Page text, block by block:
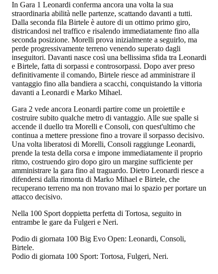
In Gara 1 Leonardi conferma ancora una volta la sua
straordinaria abilità nelle partenze, scattando davanti a tutti.
Dalla seconda fila Birtele è autore di un ottimo primo giro,
districandosi nel traffico e risalendo immediatamente fino alla
seconda posizione. Morelli prova inizialmente a seguirlo, ma
perde progressivamente terreno venendo superato dagli
inseguitori. Davanti nasce così una bellissima sfida tra Leonardi
e Birtele, fatta di sorpassi e controsorpassi. Dopo aver preso
definitivamente il comando, Birtele riesce ad amministrare il
vantaggio fino alla bandiera a scacchi, conquistando la vittoria
davanti a Leonardi e Marko Mihael.
Gara 2 vede ancora Leonardi partire come un proiettile e
costruire subito qualche metro di vantaggio. Alle sue spalle si
accende il duello tra Morelli e Consoli, con quest'ultimo che
continua a mettere pressione fino a trovare il sorpasso decisivo.
Una volta liberatosi di Morelli, Consoli raggiunge Leonardi,
prende la testa della corsa e impone immediatamente il proprio
ritmo, costruendo giro dopo giro un margine sufficiente per
amministrare la gara fino al traguardo. Dietro Leonardi riesce a
difendersi dalla rimonta di Marko Mihael e Birtele, che
recuperano terreno ma non trovano mai lo spazio per portare un
attacco decisivo.
Nella 100 Sport doppietta perfetta di Tortosa, seguito in
entrambe le gare da Fulgeri e Neri.
Podio di giornata 100 Big Evo Open: Leonardi, Consoli,
Birtele.
Podio di giornata 100 Sport: Tortosa, Fulgeri, Neri.